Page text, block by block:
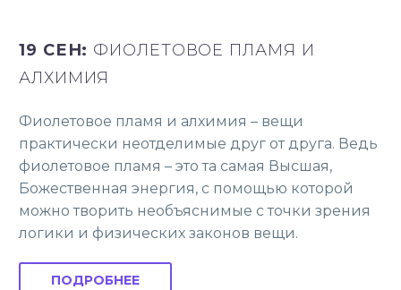
19 СЕН: ФИОЛЕТОВОЕ ПЛАМЯ И
АЛХИМИЯ
Фиолетовое пламя и алхимия – вещи
практически неотделимые друг от друга. Ведь
фиолетовое пламя – это та самая Высшая,
Божественная энергия, с помощью которой
можно творить необъяснимые с точки зрения
логики и физических законов вещи.
ПОДРОБНЕЕ